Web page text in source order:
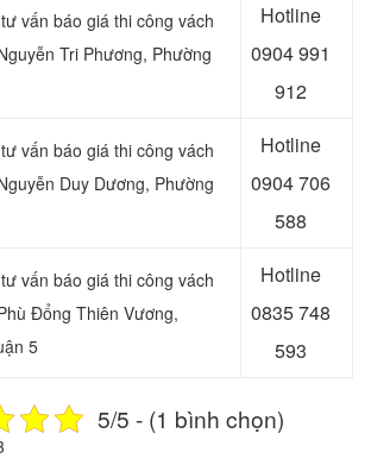
vấn báo giá thi công vách
Tri Phương, Phường
Hotline
0904 991
912
vấn báo giá thi công vách
Duy Dương, Phường
Hotline
0904 706
588
vấn báo giá thi công vách
Đổng Thiên Vương,
5
Hotline
0835 748
593
5/5 - (1 bình chọn)